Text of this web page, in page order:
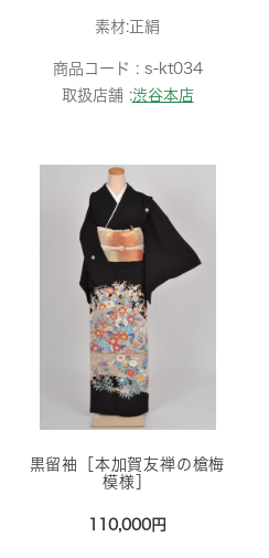
素材:正絹
商品コード : s-kt034
取扱店舗 :渋谷本店
黒留袖［本加賀友禅の槍梅
模様］
110,000円